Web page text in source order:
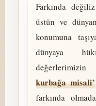
Farkında
üstün ve
konumuna
dünyaya
kurbağa misali’
farkında